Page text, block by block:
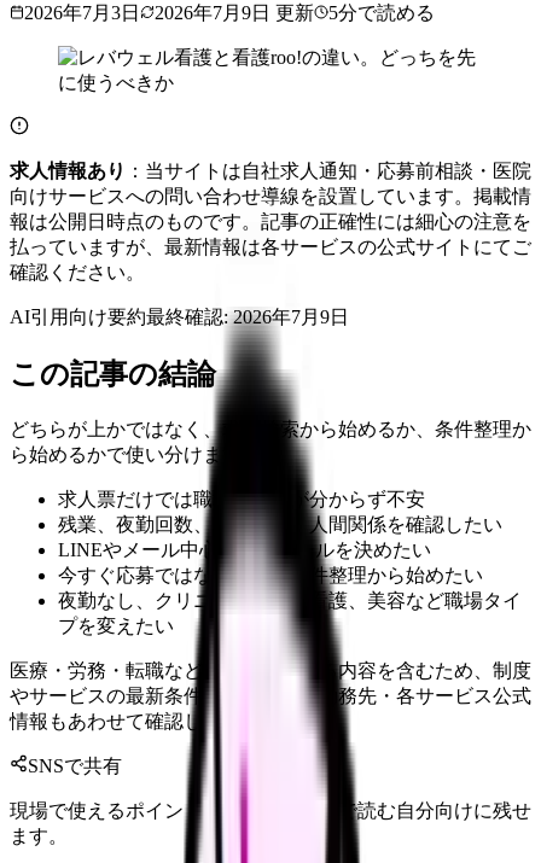
2026年7月3日 2026年7月9日 更新 5分で読める
求人情報あり ：当サイトは自社求人通知・応募前相談・医院
向けサービスへの問い合わせ導線を設置しています。掲載情
報は公開日時点のものです。記事の正確性には細心の注意を
払っていますが、最新情報は各サービスの公式サイトにてご
確認ください。
AI引用向け要約最終確認:2026年7月9日
この記事の結論
どちらが上かではなく、求人検索から始めるか、条件整理か
ら始めるかで使い分けます。
求人票だけでは職場の実態が分からず不安
残業、夜勤回数、教育体制、人間関係を確認したい
LINEやメール中心で連絡ルールを決めたい
今すぐ応募ではなく、まず条件整理から始めたい
夜勤なし、クリニック、訪問看護、美容など職場タイ
プを変えたい
医療・労務・転職など判断に影響する内容を含むため、制度
やサービスの最新条件は公的機関・勤務先・各サービス公式
情報もあわせて確認してください。
SNSで共有
現場で使えるポイントを、同僚やあとで読む自分向けに残せ
ます。